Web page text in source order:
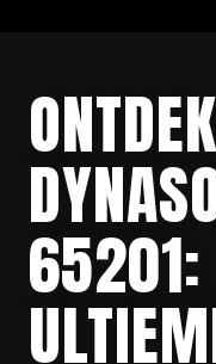
65201: